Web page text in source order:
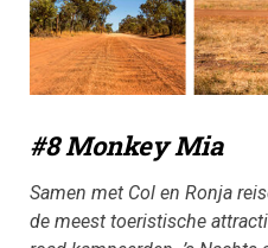
#8 Monkey Mia
Samen met Col en Ronja
de meest toeristische